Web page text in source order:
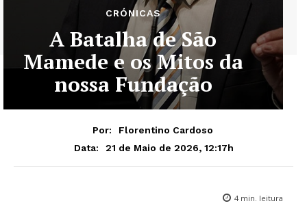
CRÓNICAS
A Batalha de São
Mamede e os Mitos da
nossa Fundação
Por:
Florentino Cardoso
Data:
21 de Maio de 2026, 12:17h
4 min. leitura